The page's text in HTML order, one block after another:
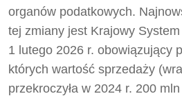
organów podatkowych.
tej zmiany jest Krajowy
1 lutego 2026 r. obowiązujący
których wartość sprzedaży
przekroczyła w 2024 r. 200